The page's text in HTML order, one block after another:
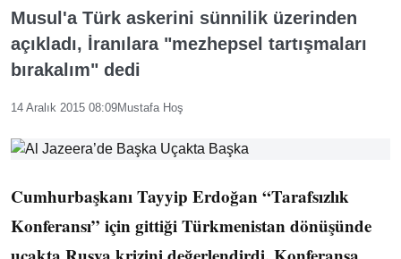
Musul'a Türk askerini sünnilik üzerinden
açıkladı, İranılara "mezhepsel tartışmaları
bırakalım" dedi
14 Aralık 2015 08:09Mustafa Hoş
Cumhurbaşkanı Tayyip Erdoğan “Tarafsızlık
Konferansı” için gittiği Türkmenistan dönüşünde